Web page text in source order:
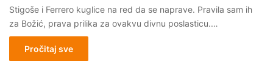
Stigoše i Ferrero kuglice na red da se naprave. Pravila sam ih
za Božić, prava prilika za ovakvu divnu poslasticu.…
Pročitaj sve